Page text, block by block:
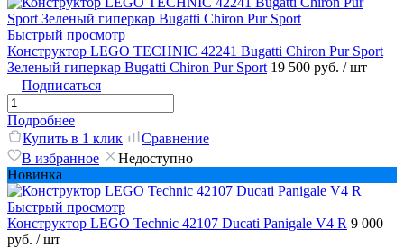
Быстрый просмотр
Конструктор LEGO TECHNIC 42241 Bugatti Chiron Pur Sport
Зеленый гиперкар Bugatti Chiron Pur Sport 19 500 руб. / шт
Подписаться
Подробнее
Купить в 1 клик
Сравнение
В избранное
Недоступно
Новинка
Быстрый просмотр
Конструктор LEGO Technic 42107 Ducati Panigale V4 R 9 000
руб. / шт